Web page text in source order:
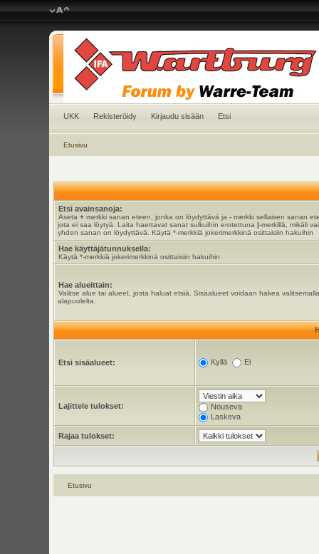
UKK Rekisteröidy Kirjaudu sisään Etsi
Etusivu
Etsi avainsanoja:
Aseta +merkki sanan eteen, jonka on löydyttävä ja -merkki sellaisen sanan
jota ei saa löytyä. Laita haettavat sanat sulkuihin erotettuna |-merkillä, mikäli
yhden sanan on löydyttävä. Käytä *-merkkiä jokerimerkkinä osittaisiin hakuihin
Hae käyttäjätunnuksella:
Käytä *-merkkiä jokerimerkkinä osittaisiin hakuihin
Hae alueittain:
Valitse alue tai alueet, josta haluat etsiä. Sisäalueet voidaan hakea
alapuolelta.
Etsi sisäalueet: Kyllä Ei
Lajittele tulokset:
Nouseva
Laskeva
Rajaa tulokset:
Etusivu